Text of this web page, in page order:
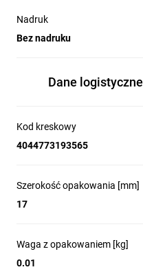
Nadruk
Bez nadruku
Dane logistyczne
Kod kreskowy
4044773193565
Szerokość opakowania [mm]
17
Waga z opakowaniem [kg]
0.01